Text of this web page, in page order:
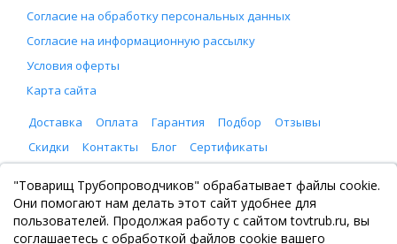
Согласие на обработку персональных данных
Согласие на информационную рассылку
Условия оферты
Карта сайта
Доставка
Оплата Гарантия Подбор
Отзывы
Скидки
Контакты Блог Сертификаты
ООО "Товарищ Трубопроводчиков"
Москва, Рязанский проспект 8, с. 2
+7 (495) 065-46-75
zakaz@tovtrub.ru
"Товарищ Трубопроводчиков" обрабатывает файлы cookie.
Они помогают нам делать этот сайт удобнее для
пользователей. Продолжая работу с сайтом tovtrub.ru, вы
соглашаетесь с обработкой файлов cookie вашего